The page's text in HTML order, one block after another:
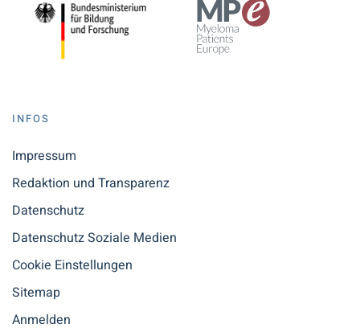
INFOS
Impressum
Redaktion und Transparenz
Datenschutz
Datenschutz Soziale Medien
Cookie Einstellungen
Sitemap
Anmelden